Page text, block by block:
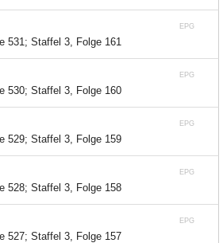
EPG
531; Staffel 3, Folge 161
EPG
530; Staffel 3, Folge 160
EPG
529; Staffel 3, Folge 159
EPG
528; Staffel 3, Folge 158
EPG
527; Staffel 3, Folge 157